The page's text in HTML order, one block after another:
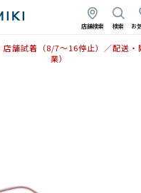
店舗検索 検索 お
店舗試着（8/7〜16停止）／配送
業）